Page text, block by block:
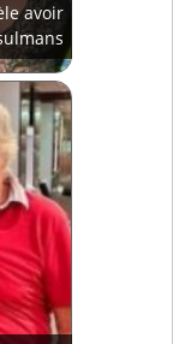
avoir